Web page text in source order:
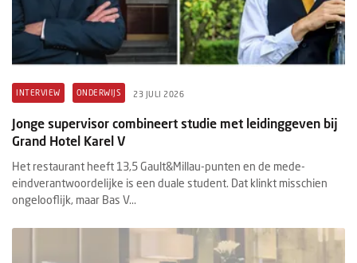
INTERVIEW ONDERWIJS 23 JULI 2026
Jonge supervisor combineert studie met leidinggeven bij
Grand Hotel Karel V
Het restaurant heeft 13,5 Gault&Millau-punten en de mede-
eindverantwoordelijke is een duale student. Dat klinkt misschien
ongelooflijk, maar Bas V...